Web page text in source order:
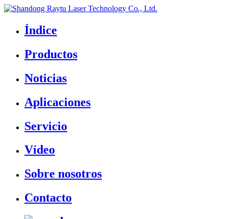
Índice
Productos
Noticias
Aplicaciones
Servicio
Vídeo
Sobre nosotros
Contacto